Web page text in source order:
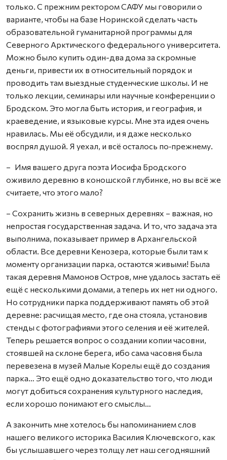
только. С прежним ректором САФУ мы говорили о
варианте, чтобы на базе Норинской сделать часть
образовательной гуманитарной программы для
Северного Арктического федерального университета.
Можно было купить один-два дома за скромные
деньги, привести их в относительный порядок и
проводить там выездные студенческие школы. И не
только лекции, семинары или научные конференции о
Бродском. Это могла быть история, и география, и
краеведение, и языковые курсы. Мне эта идея очень
нравилась. Мы её обсудили, и я даже несколько
воспрял душой. Я уехал, и всё осталось по‑прежнему.
– Имя вашего друга поэта Иосифа Бродского
оживило деревню в коношской глубинке, но вы всё же
считаете, что этого мало?
– Сохранить жизнь в северных деревнях – важная, но
непростая государственная задача. И то, что задача эта
выполнима, показывает пример в Архангельской
области. Все деревни Кенозера, которые были там к
моменту организации парка, остаются живыми! Была
такая деревня Мамонов Остров, мне удалось застать её
ещё с несколькими домами, а теперь их нет ни одного.
Но сотрудники парка поддерживают память об этой
деревне: расчищая место, где она стояла, установив
стенды с фотографиями этого селения и её жителей.
Теперь решается вопрос о создании копии часовни,
стоявшей на склоне берега, ибо сама часовня была
перевезена в музей Малые Корелы ещё до создания
парка… Это ещё одно доказательство того, что люди
могут добиться сохранения культурного наследия,
если хорошо понимают его смыслы…
А закончить мне хотелось бы напоминанием слов
нашего великого историка Василия Ключевского, как
бы услышавшего через толщу лет наш сегодняшний